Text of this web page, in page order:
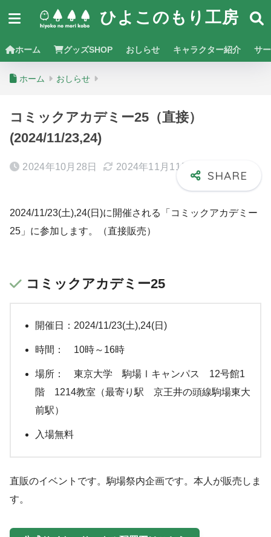
ひよこのもり工房
ホーム グッズSHOP おしらせ キャラクター紹介 サ
ホーム おしらせ
コミックアカデミー25（直接）
(2024/11/23,24)
2024年10月28日 2024年11月11日
2024/11/23(土),24(日)に開催される「コミックアカデミー
25」に参加します。（直接販売）
コミックアカデミー25
開催日：2024/11/23(土),24(日)
時間： 10時～16時
場所： 東京大学 駒場Ⅰキャンパス 12号館1
階 1214教室（最寄り駅 京王井の頭線駒場東大
前駅）
入場無料
直販のイベントです。駒場祭内企画です。本人が販売しま
す。